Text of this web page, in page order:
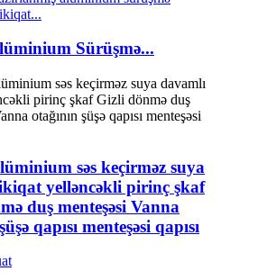
Sürüşmə...
səs keçirməz suya
yelləncəkli pirinç şkaf
duş menteşəsi Vanna
qapısı menteşəsi qapısı